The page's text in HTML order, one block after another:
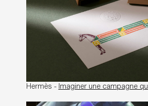
Hermès - Imaginer une campagne qui puise